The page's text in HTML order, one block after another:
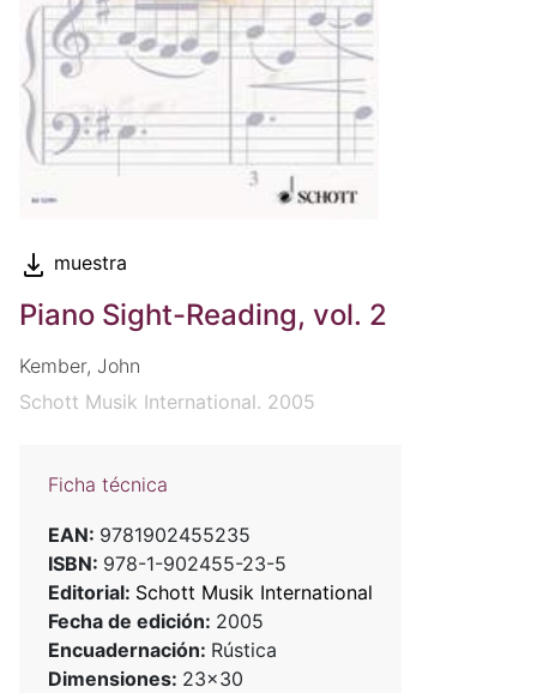
muestra
Piano Sight-Reading, vol. 2
Kember, John
Schott Musik International. 2005
Ficha técnica
EAN: 9781902455235
ISBN: 978-1-902455-23-5
Editorial: Schott Musik International
Fecha de edición: 2005
Encuadernación: Rústica
Dimensiones: 23x30